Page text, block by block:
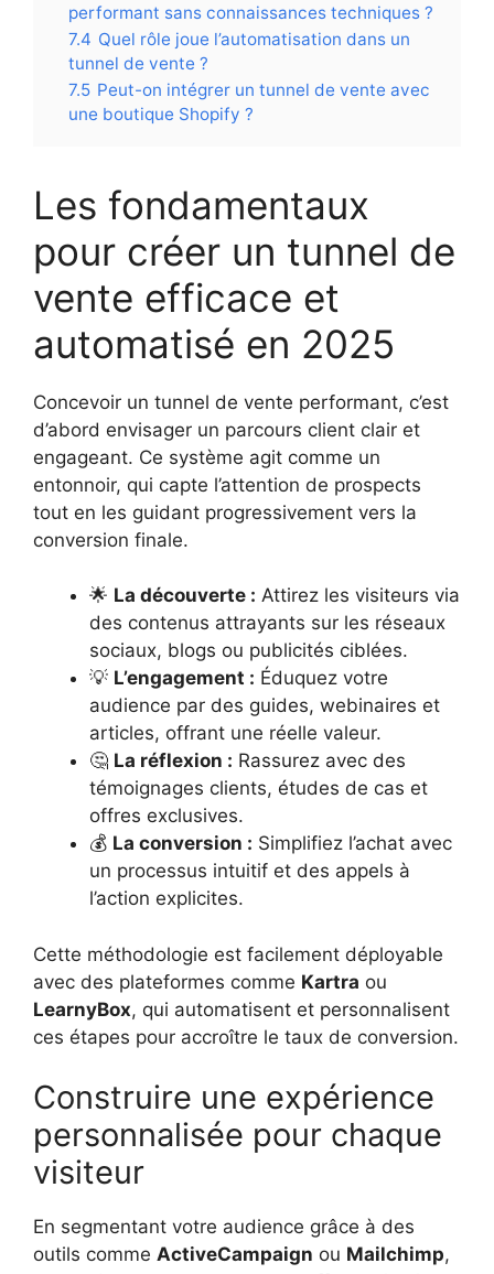
performant sans connaissances techniques ?
7.4 Quel rôle joue l’automatisation dans un
tunnel de vente ?
7.5 Peut-on intégrer un tunnel de vente avec
une boutique Shopify ?
Les fondamentaux
pour créer un tunnel de
vente efficace et
automatisé en 2025
Concevoir un tunnel de vente performant, c’est
d’abord envisager un parcours client clair et
engageant. Ce système agit comme un
entonnoir, qui capte l’attention de prospects
tout en les guidant progressivement vers la
conversion finale.
🌟 La découverte : Attirez les visiteurs via
des contenus attrayants sur les réseaux
sociaux, blogs ou publicités ciblées.
💡 L’engagement : Éduquez votre
audience par des guides, webinaires et
articles, offrant une réelle valeur.
🤔 La réflexion : Rassurez avec des
témoignages clients, études de cas et
offres exclusives.
💰 La conversion : Simplifiez l’achat avec
un processus intuitif et des appels à
l’action explicites.
Cette méthodologie est facilement déployable
avec des plateformes comme Kartra ou
LearnyBox, qui automatisent et personnalisent
ces étapes pour accroître le taux de conversion.
Construire une expérience
personnalisée pour chaque
visiteur
En segmentant votre audience grâce à des
outils comme ActiveCampaign ou Mailchimp,